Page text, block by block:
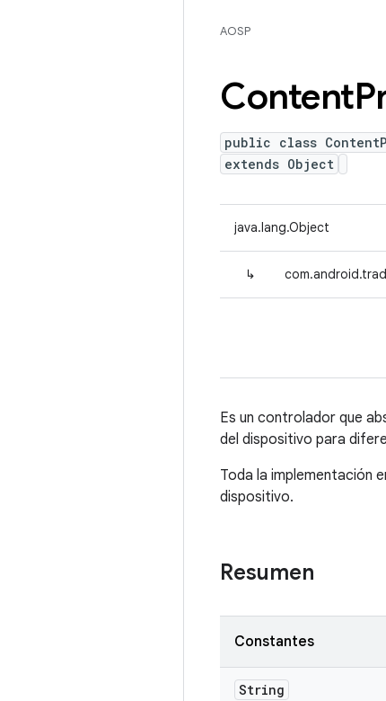
AOSP
Content
public class
extends Object
java.lang.Object
↳
Es un controlador que
del dispositivo para
Toda la implementación
dispositivo.
Resumen
Constantes
String